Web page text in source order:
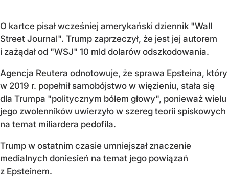
O kartce pisał wcześniej amerykański dziennik "Wall
Street Journal". Trump zaprzeczył, że jest jej autorem
i zażądał od "WSJ" 10 mld dolarów odszkodowania.
Agencja Reutera odnotowuje, że sprawa Epsteina, który
w 2019 r. popełnił samobójstwo w więzieniu, stała się
dla Trumpa "politycznym bólem głowy", ponieważ wielu
jego zwolenników uwierzyło w szereg teorii spiskowych
na temat miliardera pedofila.
Trump w ostatnim czasie umniejszał znaczenie
medialnych doniesień na temat jego powiązań
z Epsteinem.